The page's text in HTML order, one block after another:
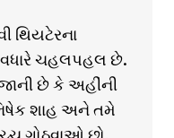
થિયટેરના
વધારે ચહલપહલ છે.
છે કે અહીંની
શાહ અને તમે